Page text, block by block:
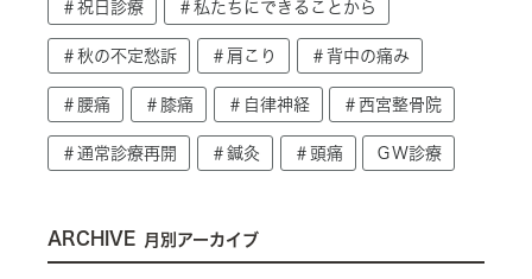
＃祝日診療 ＃私たちにできることから
＃秋の不定愁訴 ＃肩こり ＃背中の痛み
＃腰痛 ＃膝痛 ＃自律神経 ＃西宮整骨院
＃通常診療再開 ＃鍼灸 ＃頭痛 ＧＷ診療
ARCHIVE 月別アーカイブ